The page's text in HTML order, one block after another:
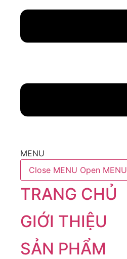
MENU
Close MENU Open MENU
TRANG CHỦ
GIỚI THIỆU
SẢN PHẨM